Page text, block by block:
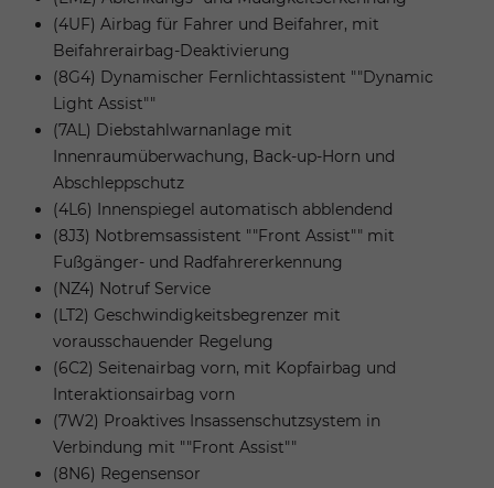
(4UF) Airbag für Fahrer und Beifahrer, mit
Beifahrerairbag-Deaktivierung
(8G4) Dynamischer Fernlichtassistent ""Dynamic
Light Assist""
(7AL) Diebstahlwarnanlage mit
Innenraumüberwachung, Back-up-Horn und
Abschleppschutz
(4L6) Innenspiegel automatisch abblendend
(8J3) Notbremsassistent ""Front Assist"" mit
Fußgänger- und Radfahrererkennung
(NZ4) Notruf Service
(LT2) Geschwindigkeitsbegrenzer mit
vorausschauender Regelung
(6C2) Seitenairbag vorn, mit Kopfairbag und
Interaktionsairbag vorn
(7W2) Proaktives Insassenschutzsystem in
Verbindung mit ""Front Assist""
(8N6) Regensensor